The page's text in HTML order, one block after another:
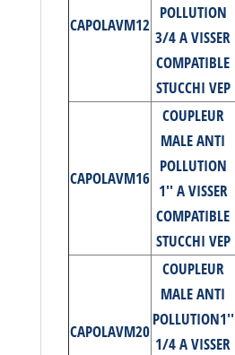
CAPOLAVM12
POLLUTION
3/4 A VISSER
COMPATIBLE
STUCCHI VEP
CAPOLAVM16
COUPLEUR
MALE ANTI
POLLUTION
1'' A VISSER
COMPATIBLE
STUCCHI VEP
CAPOLAVM20
COUPLEUR
MALE ANTI
POLLUTION1''
1/4 A VISSER